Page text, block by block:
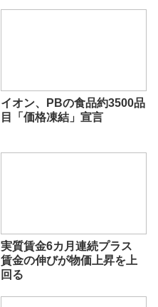
イオン、PBの食品約3500品
目「価格凍結」宣言
実質賃金6カ月連続プラス
賃金の伸びが物価上昇を上
回る